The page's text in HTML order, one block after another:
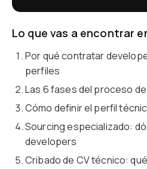
Lo que vas a encontrar
Por qué contratar
perfiles
Las 6 fases del proceso
Cómo definir el perfil
Sourcing especializado:
developers
Cribado de CV técnico: